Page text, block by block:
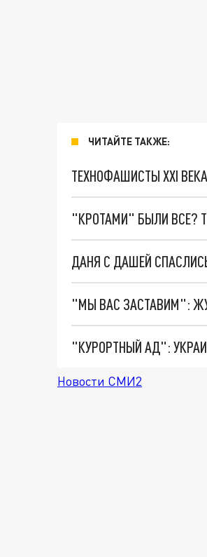
ЧИТАЙТЕ ТАКЖЕ:
ТЕХНОФАШИСТЫ XXI ВЕКА
"КРОТАМИ" БЫЛИ ВСЕ?
ДАНЯ С ДАШЕЙ
"КУРОРТНЫЙ АД":
Новости СМИ2